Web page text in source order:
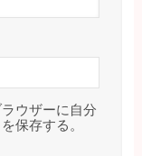
ウザーに自分
保存する。